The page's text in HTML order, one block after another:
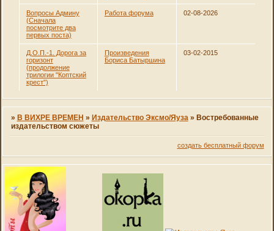
Вопросы Админу
(Сначала
посмотрите два
первых поста)
Работа форума 02-08-2026
Д.О.П.-1. Дорога за
горизонт
(продолжение
трилогии "Коптский
крест")
Произведения
Бориса Батыршина
03-02-2015
» В ВИХРЕ ВРЕМЕН » Издательство Эксмо/Яуза » Востребованные
издательством сюжеты
создать бесплатный форум